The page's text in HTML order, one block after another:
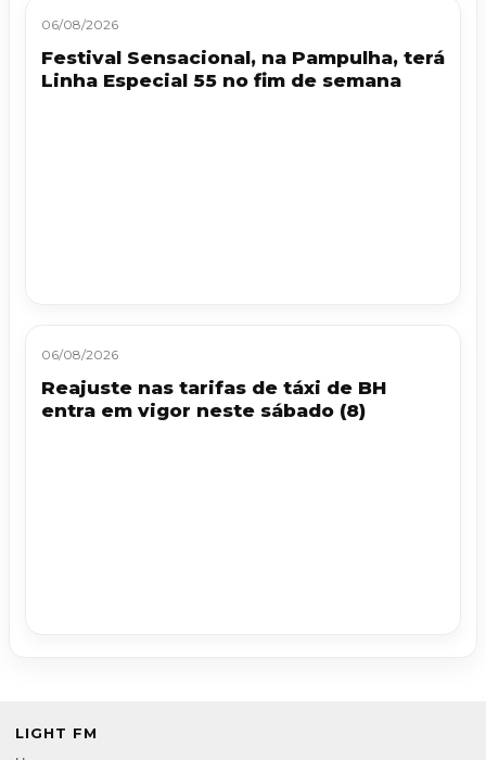
06/08/2026
Festival Sensacional, na Pampulha, terá
Linha Especial 55 no fim de semana
06/08/2026
Reajuste nas tarifas de táxi de BH
entra em vigor neste sábado (8)
LIGHT FM